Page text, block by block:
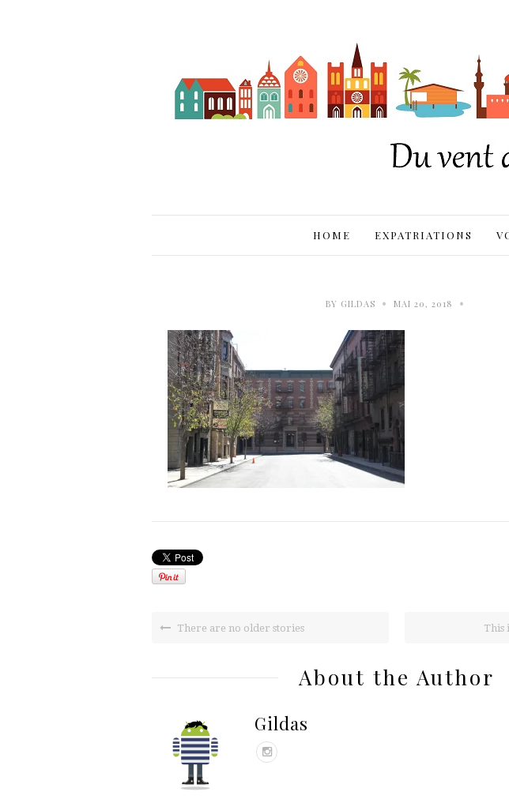
HOME EXPATRIATIONS
BY GILDAS • MAI 20, 2018 •
There are no older stories This
About the Author
Gildas